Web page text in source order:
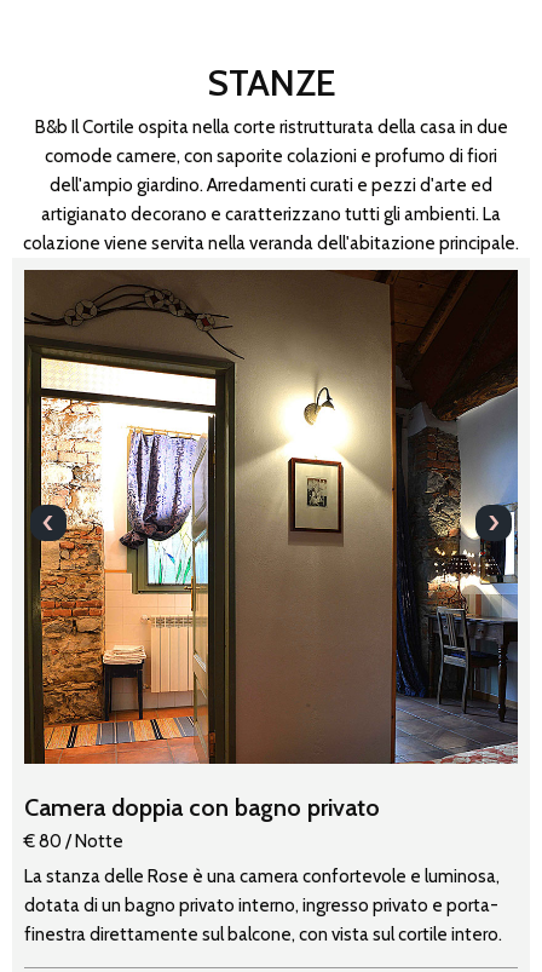
STANZE
B&b Il Cortile ospita nella corte ristrutturata della casa in due
comode camere, con saporite colazioni e profumo di fiori
dell'ampio giardino. Arredamenti curati e pezzi d'arte ed
artigianato decorano e caratterizzano tutti gli ambienti. La
colazione viene servita nella veranda dell'abitazione principale.
‹ ›
Camera doppia con bagno privato
€ 80 / Notte
La stanza delle Rose è una camera confortevole e luminosa,
dotata di un bagno privato interno, ingresso privato e porta-
finestra direttamente sul balcone, con vista sul cortile intero.